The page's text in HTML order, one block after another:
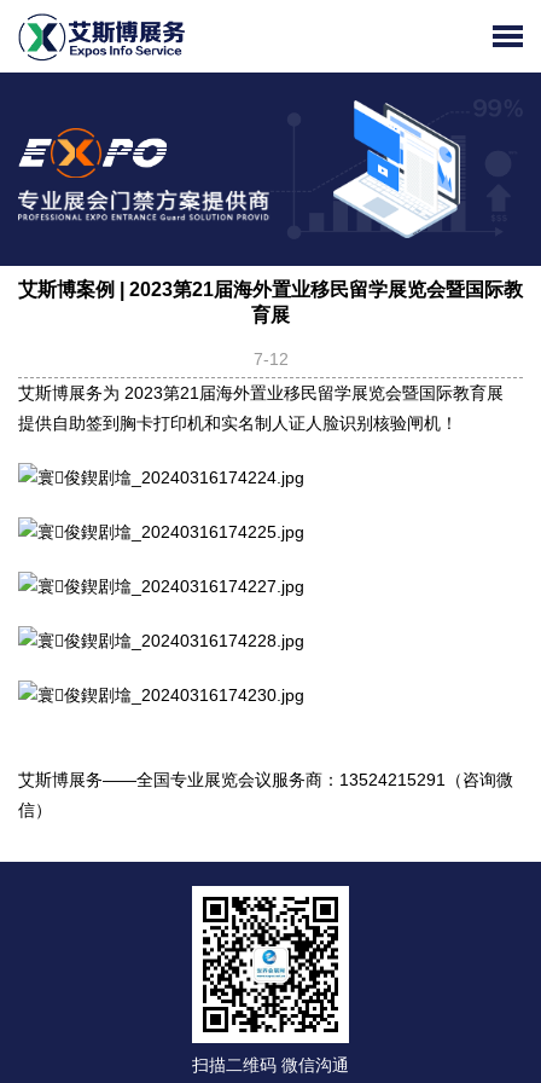
艾斯博案例 | 2023第21届海外置业移民留学展览会暨国际教
育展
7-12
艾斯博展务为 2023第21届海外置业移民留学展览会暨国际教育展
提供自助签到胸卡打印机和实名制人证人脸识别核验闸机！
艾斯博展务——全国专业展览会议服务商：13524215291（咨询微
信）
扫描二维码 微信沟通